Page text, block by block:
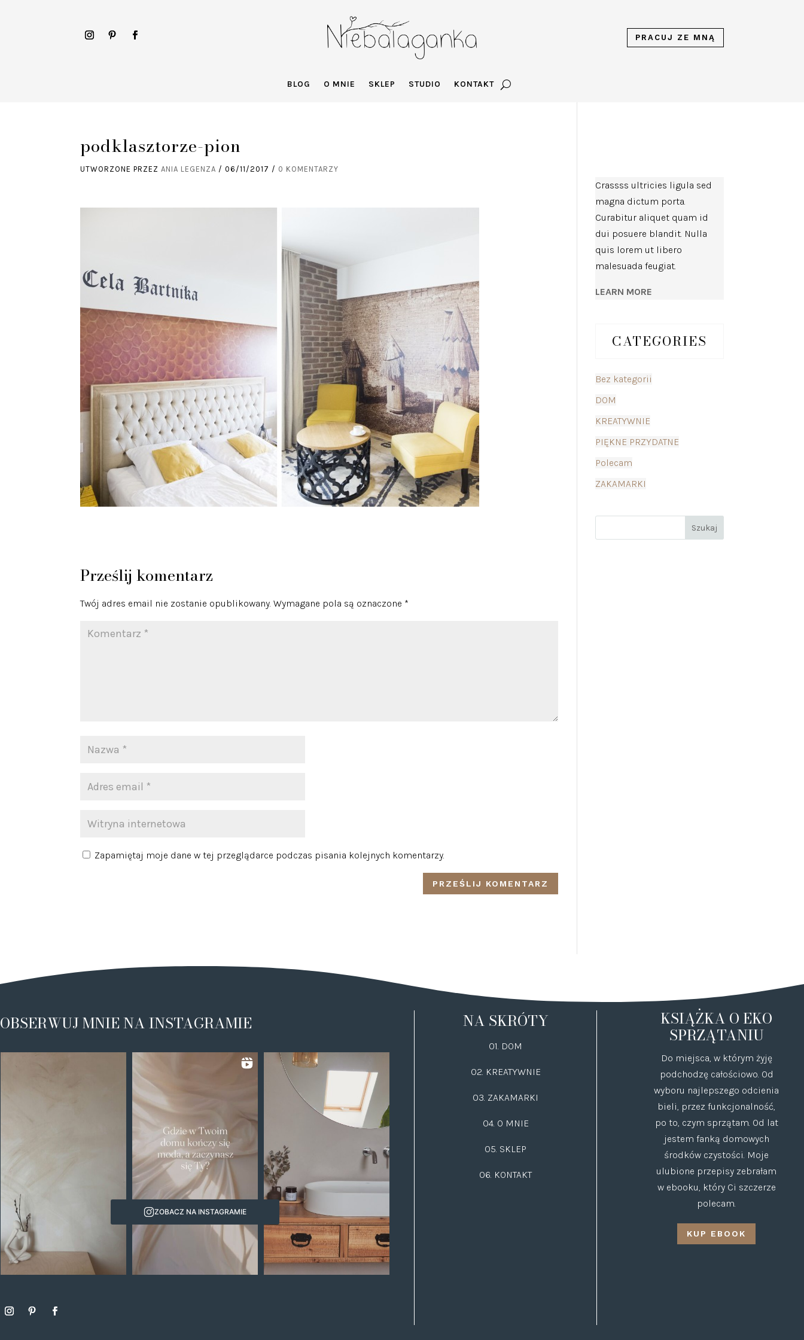
PRACUJ ZE MNĄ
BLOG O MNIE SKLEP STUDIO KONTAKT
podklasztorze-pion
UTWORZONE PRZEZANIA LEGENZA /06/11/2017 / 0 KOMENTARZY
Prześlij komentarz
Twój adres email nie zostanie opublikowany. Wymagane pola są oznaczone *
Zapamiętaj moje dane w tej przeglądarce podczas pisania kolejnych komentarzy.
Crassss ultricies ligula sed
magna dictum porta.
Curabitur aliquet quam id
dui posuere blandit. Nulla
quis lorem ut libero
malesuada feugiat.
LEARN MORE
CATEGORIES
Bez kategorii
DOM
KREATYWNIE
PIĘKNE PRZYDATNE
Polecam
ZAKAMARKI
OBSERWUJ MNIE NA INSTAGRAMIE
ZOBACZ NA INSTAGRAMIE
NA SKRÓTY
01. DOM
02. KREATYWNIE
03. ZAKAMARKI
04. O MNIE
05. SKLEP
06. KONTAKT
KSIĄŻKA O EKO
SPRZĄTANIU
Do miejsca, w którym żyję
podchodzę całościowo. Od
wyboru najlepszego odcienia
bieli, przez funkcjonalność,
po to, czym sprzątam. Od lat
jestem fanką domowych
środków czystości. Moje
ulubione przepisy zebrałam
w ebooku, który Ci szczerze
polecam.
KUP EBOOK